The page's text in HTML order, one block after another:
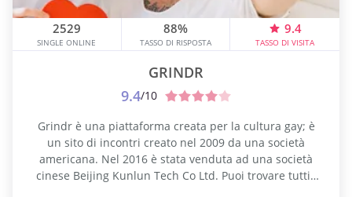
2529
SINGLE ONLINE
88%
TASSO DI RISPOSTA
9.4
TASSO DI VISITA
GRINDR
9.4/10
Grindr è una piattaforma creata per la cultura gay; è
un sito di incontri creato nel 2009 da una società
americana. Nel 2016 è stata venduta ad una società
cinese Beijing Kunlun Tech Co Ltd. Puoi trovare tutti i